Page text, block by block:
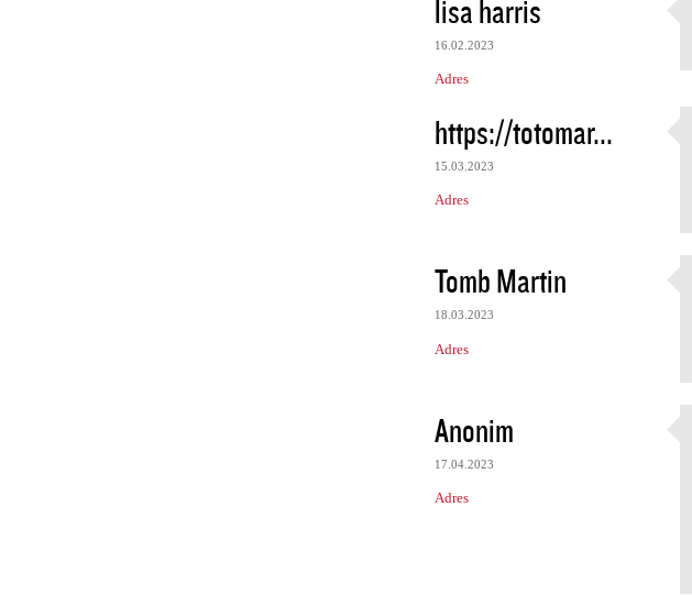
lisa harris
16.02.2023
Adres
https://totomar...
15.03.2023
Adres
Tomb Martin
18.03.2023
Adres
Anonim
17.04.2023
Adres